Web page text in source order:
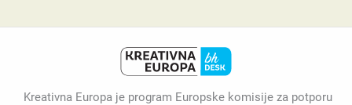
Kreativna Europa je program Europske komisije za potporu